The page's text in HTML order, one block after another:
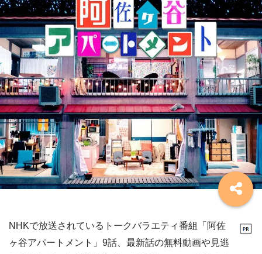
NHKで放送されているトークバラエティ番組「阿佐
ヶ谷アパートメント」9話、最新話の無料動画や見逃